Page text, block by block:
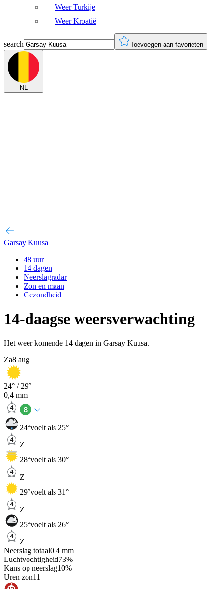
Weer Turkije
Weer Kroatië
search Toevoegen aan favorieten
NL
Garsay Kuusa
48 uur
14 dagen
Neerslagradar
Zon en maan
Gezondheid
14-daagse weersverwachting
Het weer komende 14 dagen in Garsay Kuusa.
Za8 aug
24° / 29°
0,4 mm
24°voelt als 25°
Z
28°voelt als 30°
Z
29°voelt als 31°
Z
25°voelt als 26°
Z
Neerslag totaal0,4 mm
Luchtvochtigheid73%
Kans op neerslag10%
Uren zon11